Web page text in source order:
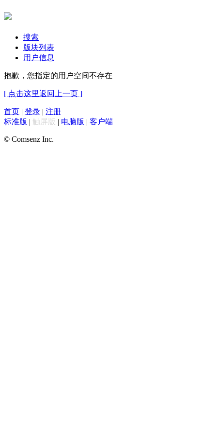
搜索
版块列表
用户信息
抱歉，您指定的用户空间不存在
[ 点击这里返回上一页 ]
首页 | 登录 | 注册
标准版 | 触屏版 | 电脑版 | 客户端
© Comsenz Inc.